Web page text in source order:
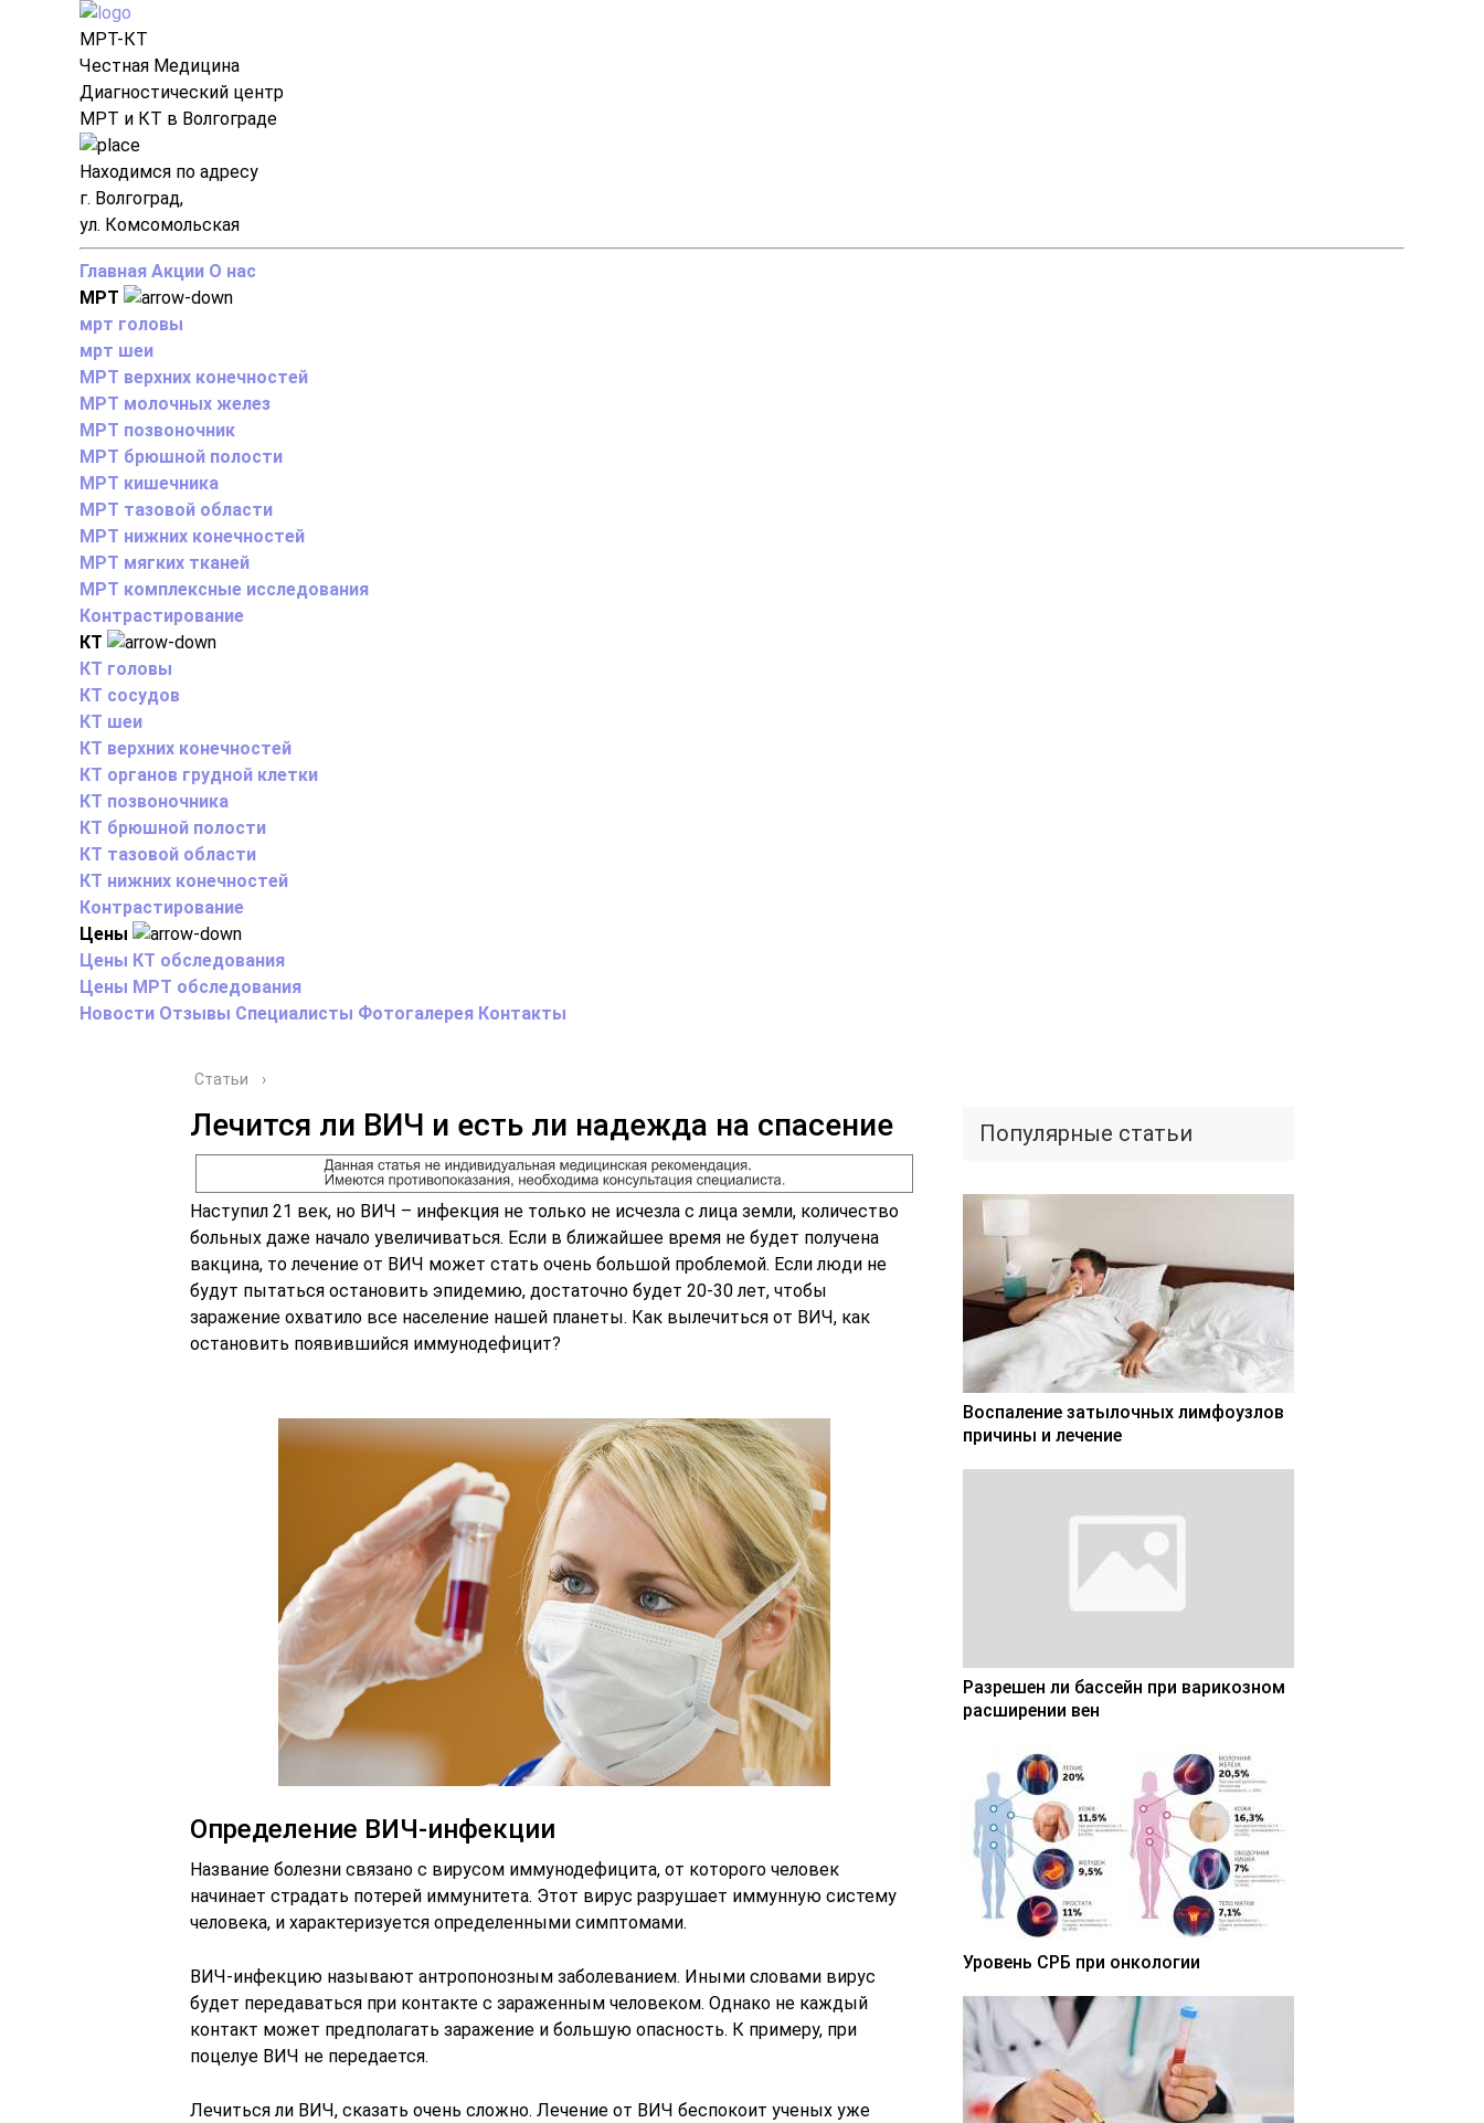
МРТ-КТ
Честная Медицина
Диагностический центр
МРТ и КТ в Волгограде
Находимся по адресу
г. Волгоград,
ул. Комсомольская
Главная Акции О нас
МРТ
мрт головы
мрт шеи
МРТ верхних конечностей
МРТ молочных желез
МРТ позвоночник
МРТ брюшной полости
МРТ кишечника
МРТ тазовой области
МРТ нижних конечностей
МРТ мягких тканей
МРТ комплексные исследования
Контрастирование
КТ
КТ головы
КТ сосудов
КТ шеи
КТ верхних конечностей
КТ органов грудной клетки
КТ позвоночника
КТ брюшной полости
КТ тазовой области
КТ нижних конечностей
Контрастирование
Цены
Цены КТ обследования
Цены МРТ обследования
Новости Отзывы Специалисты Фотогалерея Контакты
Статьи ›
Лечится ли ВИЧ и есть ли надежда на спасение
Наступил 21 век, но ВИЧ – инфекция не только не исчезла с лица земли, количество
больных даже начало увеличиваться. Если в ближайшее время не будет получена
вакцина, то лечение от ВИЧ может стать очень большой проблемой. Если люди не
будут пытаться остановить эпидемию, достаточно будет 20-30 лет, чтобы
заражение охватило все население нашей планеты. Как вылечиться от ВИЧ, как
остановить появившийся иммунодефицит?
Определение ВИЧ-инфекции
Название болезни связано с вирусом иммунодефицита, от которого человек
начинает страдать потерей иммунитета. Этот вирус разрушает иммунную систему
человека, и характеризуется определенными симптомами.
ВИЧ-инфекцию называют антропонозным заболеванием. Иными словами вирус
будет передаваться при контакте с зараженным человеком. Однако не каждый
контакт может предполагать заражение и большую опасность. К примеру, при
поцелуе ВИЧ не передается.
Лечиться ли ВИЧ, сказать очень сложно. Лечение от ВИЧ беспокоит ученых уже
Популярные статьи
Воспаление затылочных лимфоузлов
причины и лечение
Разрешен ли бассейн при варикозном
расширении вен
Уровень СРБ при онкологии